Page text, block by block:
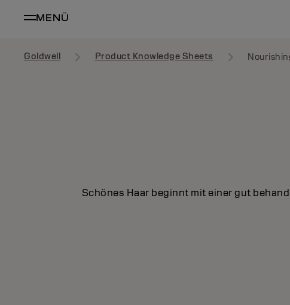
MENÜ
Goldwell Product Knowledge Sheets
Schönes Haar beginnt mit einer gut